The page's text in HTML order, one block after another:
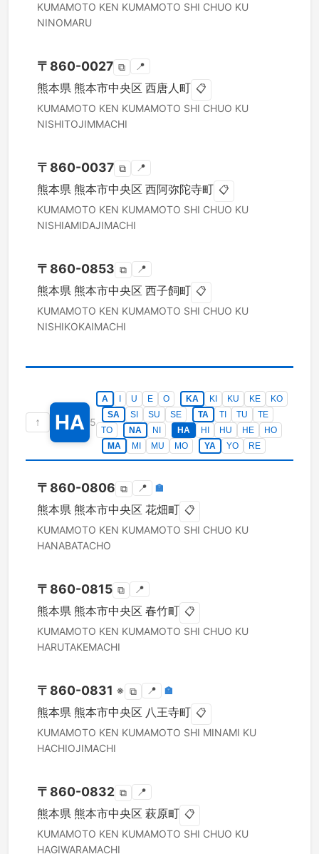
KUMAMOTO KEN KUMAMOTO SHI CHUO KU
NINOMARU
〒 860-0027 ⧉ 📍
熊本県 熊本市中央区 西唐人町 📋
KUMAMOTO KEN KUMAMOTO SHI CHUO KU
NISHITOJIMMACHI
〒 860-0037 ⧉ 📍
熊本県 熊本市中央区 西阿弥陀寺町 📋
KUMAMOTO KEN KUMAMOTO SHI CHUO KU
NISHIAMIDAJIMACHI
〒 860-0853 ⧉ 📍
熊本県 熊本市中央区 西子飼町 📋
KUMAMOTO KEN KUMAMOTO SHI CHUO KU
NISHIKOKAIMACHI
↑ HA 5
A U E O KA KI KU KE
KO
SA
SI SU SE TA TI TU
TE
TO
NA NI HA HI HU HE
HO
MA
MI MU MO YA YO RE
〒 860-0806 ⧉ 📍 🏣
熊本県 熊本市中央区 花畑町 📋
KUMAMOTO KEN KUMAMOTO SHI CHUO KU
HANABATACHO
〒 860-0815 ⧉ 📍
熊本県 熊本市中央区 春竹町 📋
KUMAMOTO KEN KUMAMOTO SHI CHUO KU
HARUTAKEMACHI
〒 860-0831 ※ ⧉ 📍 🏣
熊本県 熊本市中央区 八王寺町 📋
KUMAMOTO KEN KUMAMOTO SHI MINAMI KU
HACHIOJIMACHI
〒 860-0832 ⧉ 📍
熊本県 熊本市中央区 萩原町 📋
KUMAMOTO KEN KUMAMOTO SHI CHUO KU
HAGIWARAMACHI